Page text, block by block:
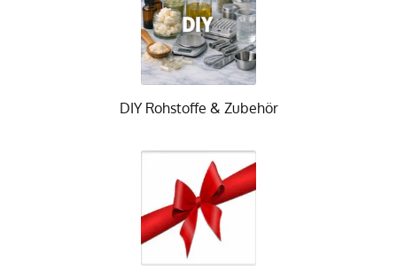
DIY Rohstoffe & Zubehör